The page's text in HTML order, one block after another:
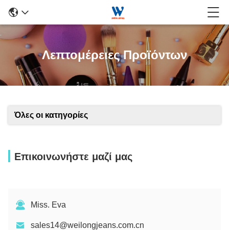
Λεπτομέρειες Προϊόντων
Όλες οι κατηγορίες
Επικοινωνήστε μαζί μας
Miss. Eva
sales14@weilongjeans.com.cn